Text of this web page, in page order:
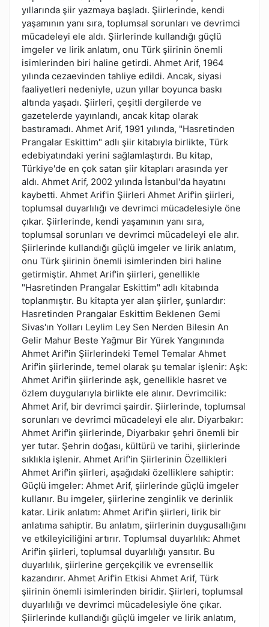
yıllarında şiir yazmaya başladı. Şiirlerinde, kendi
yaşamının yanı sıra, toplumsal sorunları ve devrimci
mücadeleyi ele aldı. Şiirlerinde kullandığı güçlü
imgeler ve lirik anlatım, onu Türk şiirinin önemli
isimlerinden biri haline getirdi. Ahmet Arif, 1964
yılında cezaevinden tahliye edildi. Ancak, siyasi
faaliyetleri nedeniyle, uzun yıllar boyunca baskı
altında yaşadı. Şiirleri, çeşitli dergilerde ve
gazetelerde yayınlandı, ancak kitap olarak
bastıramadı. Ahmet Arif, 1991 yılında, "Hasretinden
Prangalar Eskittim" adlı şiir kitabıyla birlikte, Türk
edebiyatındaki yerini sağlamlaştırdı. Bu kitap,
Türkiye'de en çok satan şiir kitapları arasında yer
aldı. Ahmet Arif, 2002 yılında İstanbul'da hayatını
kaybetti. Ahmet Arif'in Şiirleri Ahmet Arif'in şiirleri,
toplumsal duyarlılığı ve devrimci mücadelesiyle öne
çıkar. Şiirlerinde, kendi yaşamının yanı sıra,
toplumsal sorunları ve devrimci mücadeleyi ele alır.
Şiirlerinde kullandığı güçlü imgeler ve lirik anlatım,
onu Türk şiirinin önemli isimlerinden biri haline
getirmiştir. Ahmet Arif'in şiirleri, genellikle
"Hasretinden Prangalar Eskittim" adlı kitabında
toplanmıştır. Bu kitapta yer alan şiirler, şunlardır:
Hasretinden Prangalar Eskittim Beklenen Gemi
Sivas'ın Yolları Leylim Ley Sen Nerden Bilesin An
Gelir Mahur Beste Yağmur Bir Yürek Yangınında
Ahmet Arif'in Şiirlerindeki Temel Temalar Ahmet
Arif'in şiirlerinde, temel olarak şu temalar işlenir: Aşk:
Ahmet Arif'in şiirlerinde aşk, genellikle hasret ve
özlem duygularıyla birlikte ele alınır. Devrimcilik:
Ahmet Arif, bir devrimci şairdir. Şiirlerinde, toplumsal
sorunları ve devrimci mücadeleyi ele alır. Diyarbakır:
Ahmet Arif'in şiirlerinde, Diyarbakır şehri önemli bir
yer tutar. Şehrin doğası, kültürü ve tarihi, şiirlerinde
sıklıkla işlenir. Ahmet Arif'in Şiirlerinin Özellikleri
Ahmet Arif'in şiirleri, aşağıdaki özelliklere sahiptir:
Güçlü imgeler: Ahmet Arif, şiirlerinde güçlü imgeler
kullanır. Bu imgeler, şiirlerine zenginlik ve derinlik
katar. Lirik anlatım: Ahmet Arif'in şiirleri, lirik bir
anlatıma sahiptir. Bu anlatım, şiirlerinin duygusallığını
ve etkileyiciliğini artırır. Toplumsal duyarlılık: Ahmet
Arif'in şiirleri, toplumsal duyarlılığı yansıtır. Bu
duyarlılık, şiirlerine gerçekçilik ve evrensellik
kazandırır. Ahmet Arif'in Etkisi Ahmet Arif, Türk
şiirinin önemli isimlerinden biridir. Şiirleri, toplumsal
duyarlılığı ve devrimci mücadelesiyle öne çıkar.
Şiirlerinde kullandığı güçlü imgeler ve lirik anlatım,